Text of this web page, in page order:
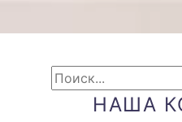
НАША